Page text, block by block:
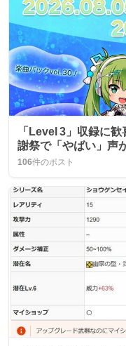
「Level 3」収録に
謝祭で「やばい」声
106件のポスト